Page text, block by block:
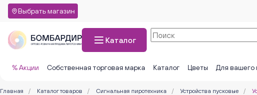
Выбрать магазин
Каталог
% Акции Собственная торговая марка Каталог Цветы Для вашего
Главная / Каталог товаров / Сигнальная пиротехника / Устройства пусковые /